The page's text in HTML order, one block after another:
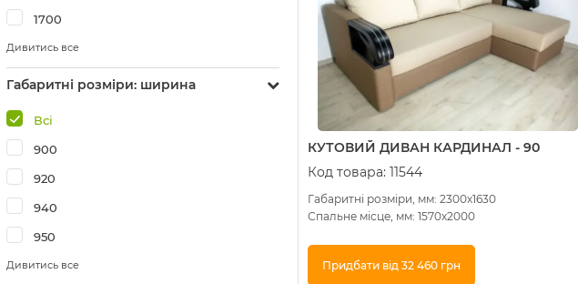
1700
Дивитись все
Габаритні розміри: ширина
Всі
900
920
940
950
Дивитись все
КУТОВИЙ ДИВАН КАРДИНАЛ - 90
Код товара: 11544
Габаритні розміри, мм: 2300х1630
Спальне місце, мм: 1570х2000
Придбати від 32 460 грн